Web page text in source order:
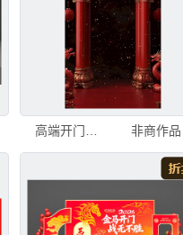
高端开门红门头拱门 非商作品